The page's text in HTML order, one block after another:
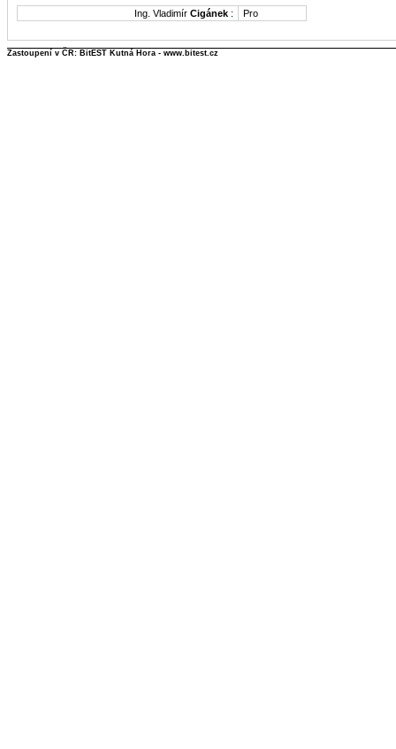
Ing. Vladimír Cigánek : Pro
Zastoupení v ČR: BitEST Kutná Hora - www.bitest.cz